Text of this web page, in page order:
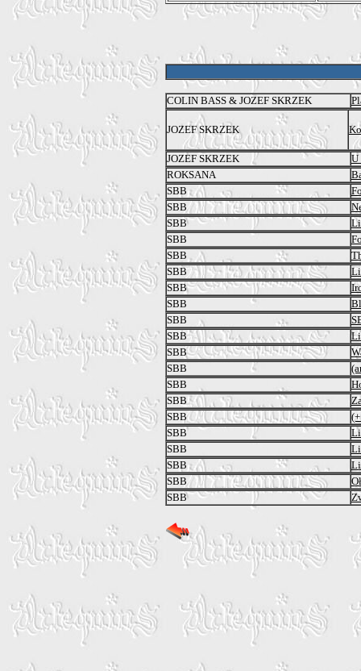
COLIN BASS & JOZEF SKRZEK
JOZEF SKRZEK
JOZEF SKRZEK
U
ROKSANA
SBB
SBB
SBB
SBB
SBB
SBB
SBB
SBB
SBB
SBB
SBB
SBB
SBB
SBB
SBB
SBB
SBB
SBB
SBB
SBB